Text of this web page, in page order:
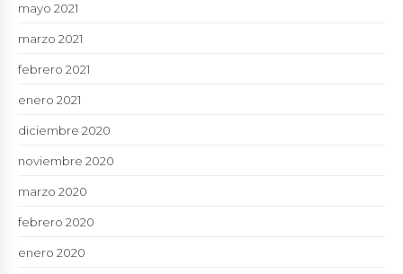
mayo 2021
marzo 2021
febrero 2021
enero 2021
diciembre 2020
noviembre 2020
marzo 2020
febrero 2020
enero 2020